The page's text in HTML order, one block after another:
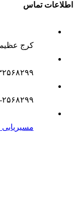
اطلاعات تماس
کرج
۰۲۶-
۰۹۲۰-
مسیریابی